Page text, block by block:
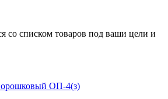
со списком товаров под ваши цели и
ОП-4(з)